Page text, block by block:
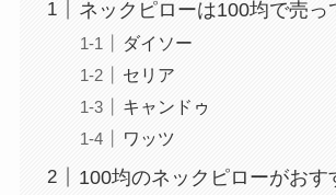
ネックピローは100均で売っ
ダイソー
セリア
キャンドゥ
ワッツ
100均のネックピローがおす